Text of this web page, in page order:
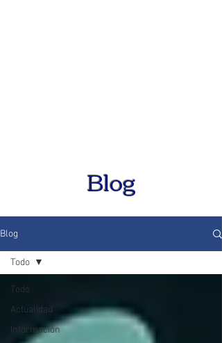
Blog
Blog
Todo
Actualidad
Información
Todo